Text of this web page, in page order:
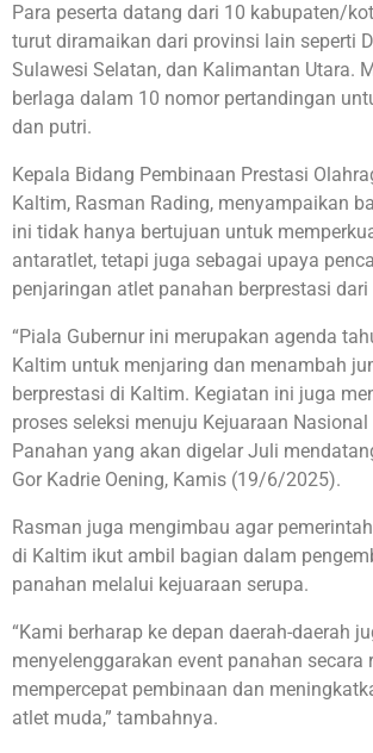
Para peserta datang dari 10 kabupaten/
turut diramaikan dari provinsi lain seperti
Sulawesi Selatan, dan Kalimantan Utara.
berlaga dalam 10 nomor pertandingan
dan putri.
Kepala Bidang Pembinaan Prestasi
Kaltim, Rasman Rading, menyampaikan
ini tidak hanya bertujuan untuk
antaratlet, tetapi juga sebagai upaya
penjaringan atlet panahan berprestasi
“Piala Gubernur ini merupakan agenda
Kaltim untuk menjaring dan menambah
berprestasi di Kaltim. Kegiatan ini juga
proses seleksi menuju Kejuaraan Nasional
Panahan yang akan digelar Juli
Gor Kadrie Oening, Kamis (19/6/2025).
Rasman juga mengimbau agar
di Kaltim ikut ambil bagian dalam
panahan melalui kejuaraan serupa.
“Kami berharap ke depan daerah-daerah
menyelenggarakan event panahan secara
mempercepat pembinaan dan
atlet muda,” tambahnya.